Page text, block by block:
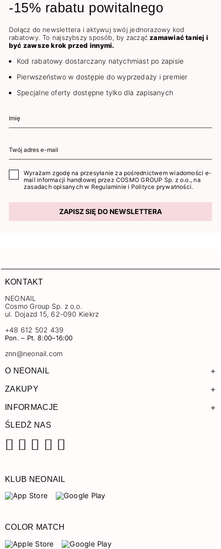
-15% rabatu powitalnego
Dołącz do newslettera i aktywuj swój jednorazowy kod
rabatowy. To najszybszy sposób, by zacząćzamawiać taniej i
być zawsze krok przed innymi.
Kod rabatowy dostarczany natychmiast po zapisie
Pierwszeństwo w dostępie do wyprzedaży i premier
Specjalne oferty dostępne tylko dla zapisanych
Wyrażam zgodę na przesyłanie za pośrednictwem wiadomości e-
mail informacji handlowej przez COSMO GROUP Sp. z o.o., na
zasadach opisanych w Regulaminie i Polityce prywatności.
ZAPISZ SIĘ DO NEWSLETTERA
KONTAKT
NEONAIL
Cosmo Group Sp. z o.o.
ul. Dojazd 15, 62-090 Kiekrz
+48 612 502 439
Pon. – Pt. 8:00–16:00
znn@neonail.com
O NEONAIL +
ZAKUPY +
INFORMACJE +
ŚLEDŹ NAS
KLUB NEONAIL
COLOR MATCH